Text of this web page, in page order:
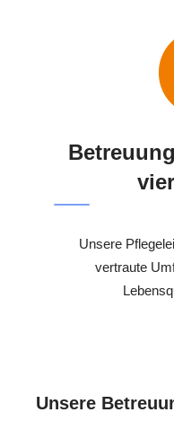
Unsere
vertraute
Unsere